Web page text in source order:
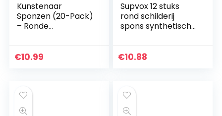
Kunstenaar
Sponzen (20-Pack)
– Ronde
schilderen van
€10.99
Supvox 12 stuks
rond schilderij
spons synthetische
sponzen voor het
€10.88